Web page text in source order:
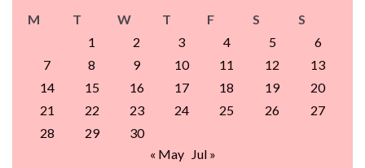
M
T W T F S
S
1
2 3 4 5
6
7
8 9 10 11 12
13
14
15 16 17 18 19
20
21
22 23 24 25 26
27
28
29
30
« May
Jul »